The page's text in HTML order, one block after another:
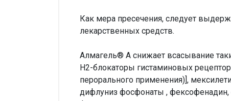
Как мера пресечения, следует
лекарственных средств.
Алмагель® А снижает всасывание
H2-блокаторы гистаминовых
перорального применения)],
дифлуниз фосфонаты , фексофенадин,